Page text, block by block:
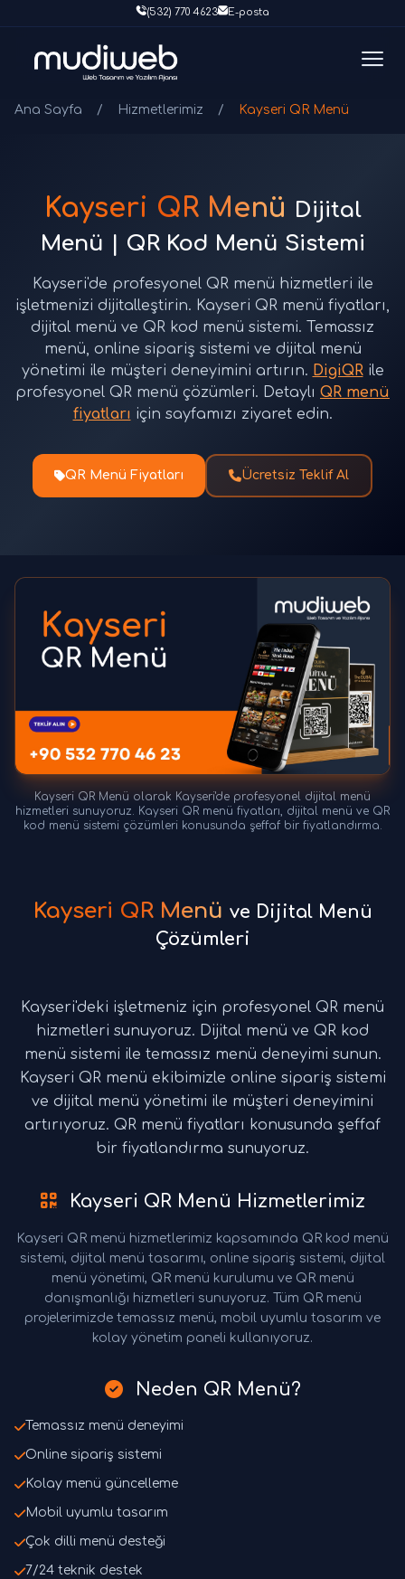
(532) 770 4623 E-posta
Ana Sayfa / Hizmetlerimiz / Kayseri QR Menü
Kayseri QR Menü Dijital
Menü | QR Kod Menü Sistemi
Kayseri'de profesyonel QR menü hizmetleri ile
işletmenizi dijitalleştirin. Kayseri QR menü fiyatları,
dijital menü ve QR kod menü sistemi. Temassız
menü, online sipariş sistemi ve dijital menü
yönetimi ile müşteri deneyimini artırın. DigiQRile
profesyonel QR menü çözümleri. Detaylı QR menü
fiyatları için sayfamızı ziyaret edin.
QR Menü Fiyatları Ücretsiz Teklif Al
Kayseri QR Menü olarak Kayseri'de profesyonel dijital menü
hizmetleri sunuyoruz. Kayseri QR menü fiyatları, dijital menü ve QR
kod menü sistemi çözümleri konusunda şeffaf bir fiyatlandırma.
Kayseri QR Menü ve Dijital Menü
Çözümleri
Kayseri'deki işletmeniz için profesyonel QR menü
hizmetleri sunuyoruz. Dijital menü ve QR kod
menü sistemi ile temassız menü deneyimi sunun.
Kayseri QR menü ekibimizle online sipariş sistemi
ve dijital menü yönetimi ile müşteri deneyimini
artırıyoruz. QR menü fiyatları konusunda şeffaf
bir fiyatlandırma sunuyoruz.
Kayseri QR Menü Hizmetlerimiz
Kayseri QR menü hizmetlerimiz kapsamında QR kod menü
sistemi, dijital menü tasarımı, online sipariş sistemi, dijital
menü yönetimi, QR menü kurulumu ve QR menü
danışmanlığı hizmetleri sunuyoruz. Tüm QR menü
projelerimizde temassız menü, mobil uyumlu tasarım ve
kolay yönetim paneli kullanıyoruz.
Neden QR Menü?
Temassız menü deneyimi
Online sipariş sistemi
Kolay menü güncelleme
Mobil uyumlu tasarım
Çok dilli menü desteği
7/24 teknik destek